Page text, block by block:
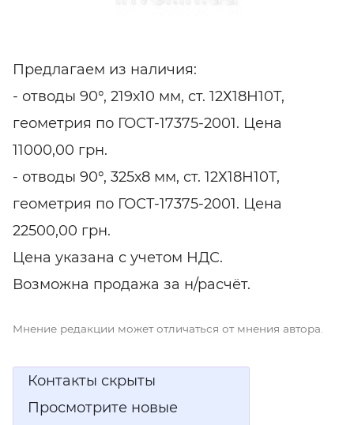
Предлагаем из наличия:
- отводы 90°, 219х10 мм, ст. 12Х18Н10Т,
геометрия по ГОСТ-17375-2001. Цена
11000,00 грн.
- отводы 90°, 325х8 мм, ст. 12Х18Н10Т,
геометрия по ГОСТ-17375-2001. Цена
22500,00 грн.
Цена указана с учетом НДС.
Возможна продажа за н/расчёт.
Мнение редакции может отличаться от мнения автора.
Контакты скрыты
Просмотрите новые